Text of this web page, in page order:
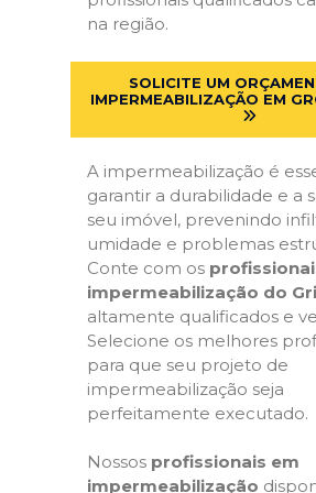
na região.
SOLICITE UM
IMPERMEABILIZAÇÃO EM
A impermeabilização é
garantir a durabilidade e a
seu imóvel, prevenindo
umidade e problemas
Conte com os
impermeabilização do
altamente qualificados e
Selecione os melhores
para que seu projeto de
impermeabilização seja
perfeitamente executado.
Nossos profissionais em
impermeabilização